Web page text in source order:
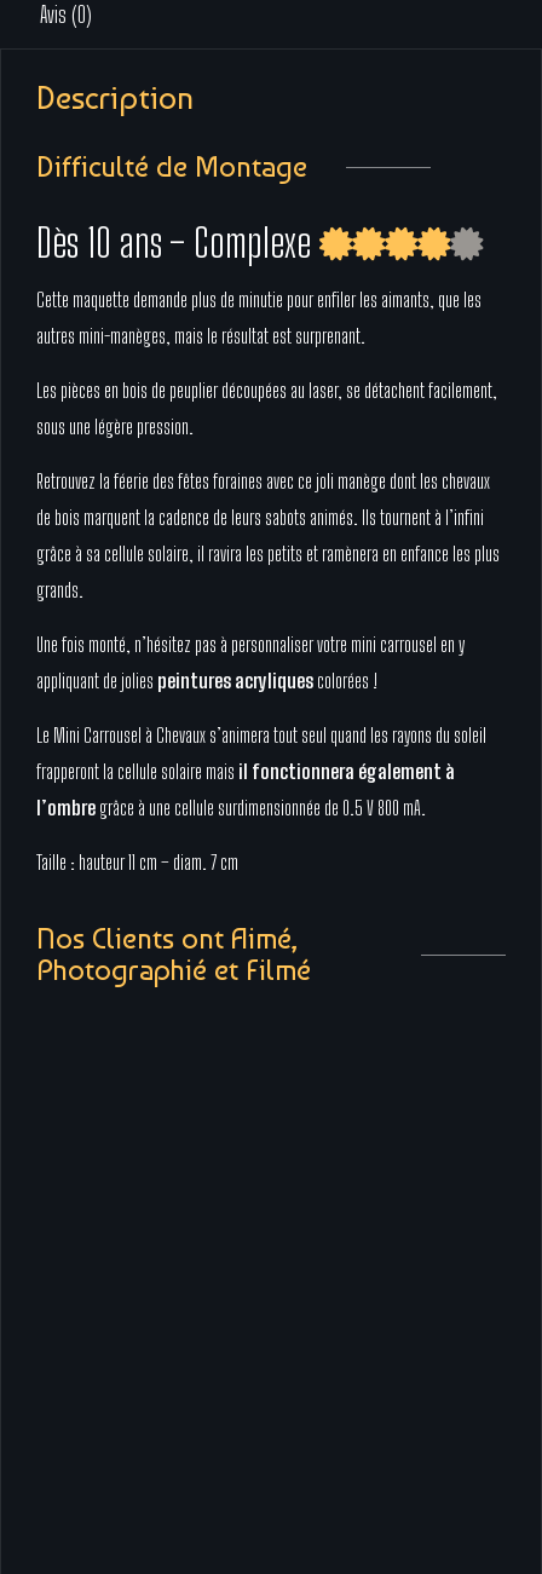
Avis (0)
Description
Difficulté de Montage
Dès 10 ans – Complexe
Cette maquette demande plus de minutie pour enfiler les aimants, que les
autres mini-manèges, mais le résultat est surprenant.
Les pièces en bois de peuplier découpées au laser, se détachent facilement,
sous une légère pression.
Retrouvez la féerie des fêtes foraines avec ce joli manège dont les chevaux
de bois marquent la cadence de leurs sabots animés. Ils tournent à l’infini
grâce à sa cellule solaire, il ravira les petits et ramènera en enfance les plus
grands.
Une fois monté, n’hésitez pas à personnaliser votre mini carrousel en y
appliquant de jolies peintures acryliques colorées !
Le Mini Carrousel à Chevaux s’animera tout seul quand les rayons du soleil
frapperont la cellule solaire mais il fonctionnera également à
l’ombre grâce à une cellule surdimensionnée de 0.5 V 800 mA.
Taille : hauteur 11 cm – diam. 7 cm
Nos Clients ont Aimé,
Photographié et Filmé